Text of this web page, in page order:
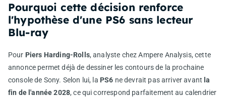
Pourquoi cette décision renforce
l'hypothèse d'une PS6 sans lecteur
Blu-ray
Pour Piers Harding-Rolls, analyste chez Ampere Analysis, cette
annonce permet déjà de dessiner les contours de la prochaine
console de Sony. Selon lui, la PS6 ne devrait pas arriver avant la
fin de l'année 2028, ce qui correspond parfaitement au calendrier